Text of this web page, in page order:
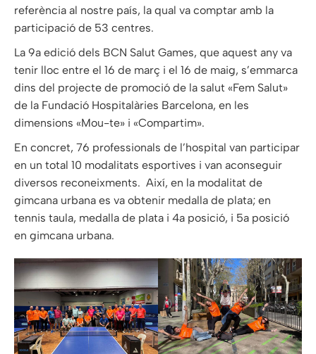
referència al nostre país, la qual va comptar amb la
participació de 53 centres.
La 9a edició dels BCN Salut Games, que aquest any va
tenir lloc entre el 16 de març i el 16 de maig, s’emmarca
dins del projecte de promoció de la salut «Fem Salut»
de la Fundació Hospitalàries Barcelona, en les
dimensions «Mou-te» i «Compartim».
En concret, 76 professionals de l’hospital van participar
en un total 10 modalitats esportives i van aconseguir
diversos reconeixments. Així, en la modalitat de
gimcana urbana es va obtenir medalla de plata; en
tennis taula, medalla de plata i 4a posició, i 5a posició
en gimcana urbana.